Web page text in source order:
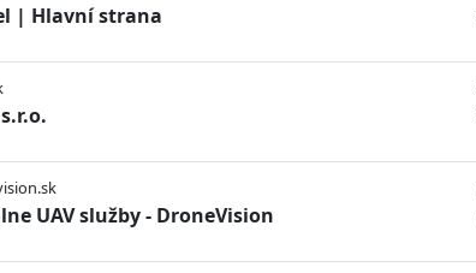
| Hlavní strana
UAV služby - DroneVision